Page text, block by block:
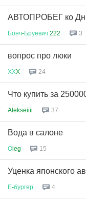
АВТОПРОБЕГ ко
Бонч-Бруевич 222 3
вопрос про люки
ХХX 24
Что купить за
Alekseiiii 37
Вода в салоне
Оleg 15
Уценка японского
Е-бургер 4